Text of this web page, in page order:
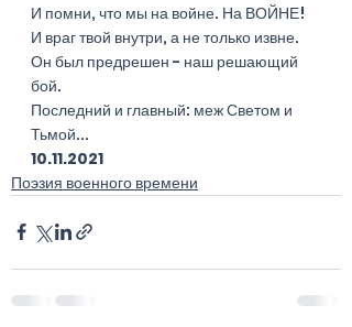
И помни, что мы на войне. На ВОЙНЕ!
И враг твой внутри, а не только извне.
Он был предрешен - наш решающий
бой.
Последний и главный: меж Светом и
Тьмой...
10.11.2021
Поэзия военного времени